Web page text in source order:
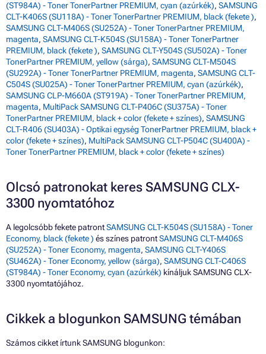
(ST984A) - Toner TonerPartner PREMIUM, cyan (azúrkék), SAMSUNG
CLT-K406S (SU118A) - Toner TonerPartner PREMIUM, black (fekete ),
SAMSUNG CLT-M406S (SU252A) - Toner TonerPartner PREMIUM,
magenta, SAMSUNG CLT-K504S (SU158A) - Toner TonerPartner
PREMIUM, black (fekete ), SAMSUNG CLT-Y504S (SU502A) - Toner
TonerPartner PREMIUM, yellow (sárga), SAMSUNG CLT-M504S
(SU292A) - Toner TonerPartner PREMIUM, magenta, SAMSUNG CLT-
C504S (SU025A) - Toner TonerPartner PREMIUM, cyan (azúrkék),
SAMSUNG CLP-M660A (ST919A) - Toner TonerPartner PREMIUM,
magenta, MultiPack SAMSUNG CLT-P406C (SU375A) - Toner
TonerPartner PREMIUM, black + color (fekete + színes), SAMSUNG
CLT-R406 (SU403A) - Optikai egység TonerPartner PREMIUM, black +
color (fekete + színes), MultiPack SAMSUNG CLT-P504C (SU400A) -
Toner TonerPartner PREMIUM, black + color (fekete + színes)
Olcsó patronokat keres SAMSUNG CLX-
3300 nyomtatóhoz
A legolcsóbb fekete patrontSAMSUNG CLT-K504S (SU158A) - Toner
Economy, black (fekete ) és színes patrontSAMSUNG CLT-M406S
(SU252A) - Toner Economy, magenta, SAMSUNG CLT-Y406S
(SU462A) - Toner Economy, yellow (sárga), SAMSUNG CLT-C406S
(ST984A) - Toner Economy, cyan (azúrkék) kínáljuk SAMSUNG CLX-
3300 nyomtatójához.
Cikkek a blogunkon SAMSUNG témában
Számos cikket írtunk SAMSUNG blogunkon: